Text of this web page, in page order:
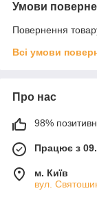
Умови
Повернення
Всі умови
Про нас
98%
Працює з
м. Київ
вул.